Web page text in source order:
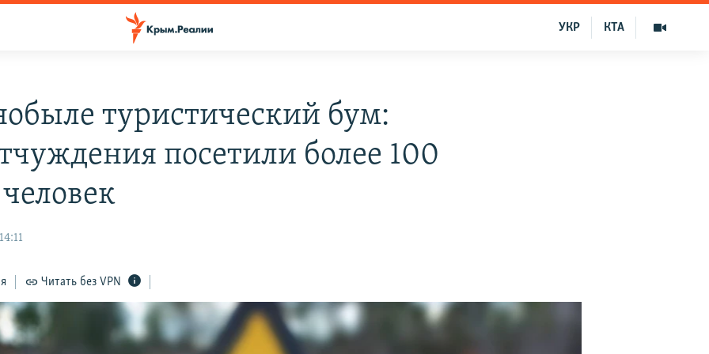
КТА
УКР
туристический бум:
посетили более 100
Читать без VPN